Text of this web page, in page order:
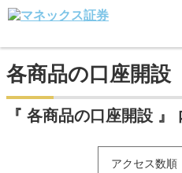
各商品の口座開設
『 各商品の口座開設 』
アクセス数順